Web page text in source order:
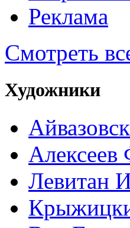
Реклама
Смотреть
Художники
Алексеев
Левитан